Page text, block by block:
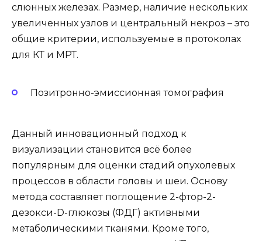
слюнных железах. Размер, наличие нескольких
увеличенных узлов и центральный некроз – это
общие критерии, используемые в протоколах
для КТ и МРТ.
Позитронно-эмиссионная томография
Данный инновационный подход к
визуализации становится всё более
популярным для оценки стадий опухолевых
процессов в области головы и шеи. Основу
метода составляет поглощение 2-фтор-2-
дезокси-D-глюкозы (ФДГ) активными
метаболическими тканями. Кроме того,